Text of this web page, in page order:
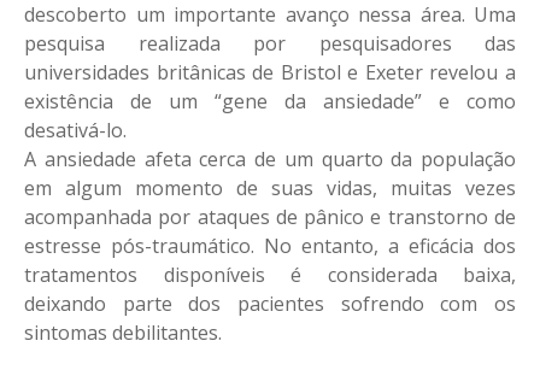
descoberto um importante avanço nessa área. Uma
pesquisa realizada por pesquisadores das
universidades britânicas de Bristol e Exeter revelou a
existência de um “gene da ansiedade” e como
desativá-lo.
A ansiedade afeta cerca de um quarto da população
em algum momento de suas vidas, muitas vezes
acompanhada por ataques de pânico e transtorno de
estresse pós-traumático. No entanto, a eficácia dos
tratamentos disponíveis é considerada baixa,
deixando parte dos pacientes sofrendo com os
sintomas debilitantes.